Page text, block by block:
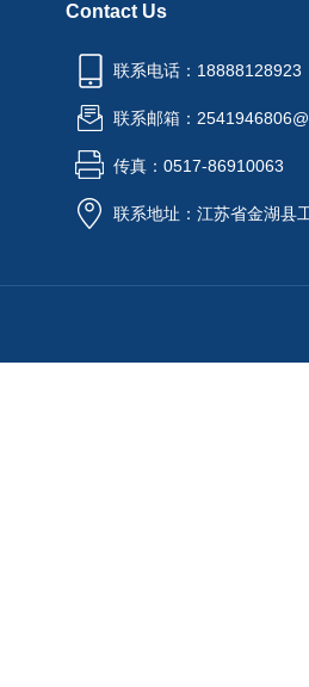
Contact Us
联系电话：18888128923
联系邮箱：
传真：0517-86910063
联系地址：江苏省金湖县